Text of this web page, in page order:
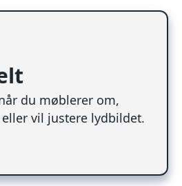
du møblerer om,
vil justere lydbildet.